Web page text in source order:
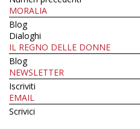
MORALIA
Blog
Dialoghi
IL REGNO DELLE DONNE
Blog
NEWSLETTER
Iscriviti
EMAIL
Scrivici